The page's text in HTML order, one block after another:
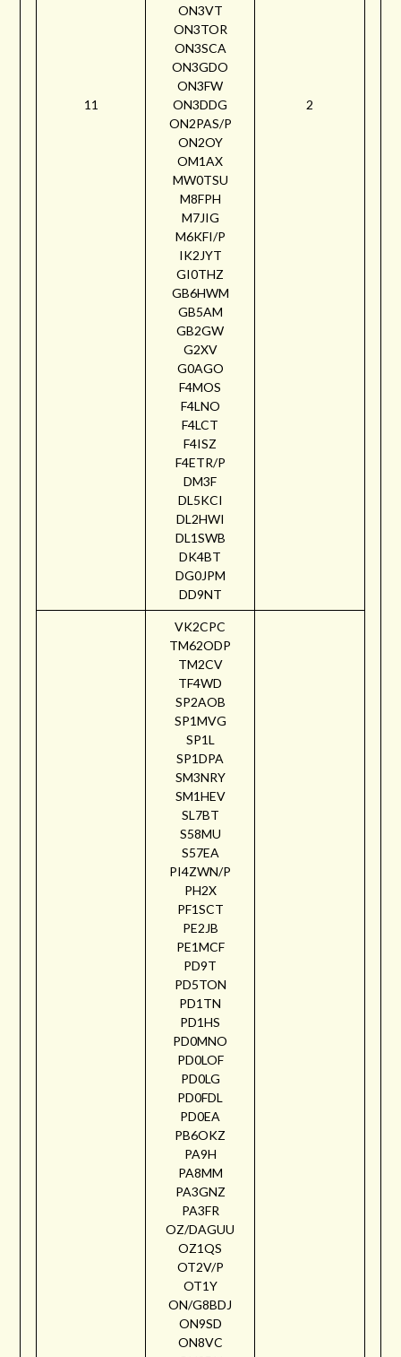
11
ON3VT
ON3TOR
ON3SCA
ON3GDO
ON3FW
ON3DDG
ON2PAS/P
ON2OY
OM1AX
MW0TSU
M8FPH
M7JIG
M6KFI/P
IK2JYT
GI0THZ
GB6HWM
GB5AM
GB2GW
G2XV
G0AGO
F4MOS
F4LNO
F4LCT
F4ISZ
F4ETR/P
DM3F
DL5KCI
DL2HWI
DL1SWB
DK4BT
DG0JPM
DD9NT
2
VK2CPC
TM62ODP
TM2CV
TF4WD
SP2AOB
SP1MVG
SP1L
SP1DPA
SM3NRY
SM1HEV
SL7BT
S58MU
S57EA
PI4ZWN/P
PH2X
PF1SCT
PE2JB
PE1MCF
PD9T
PD5TON
PD1TN
PD1HS
PD0MNO
PD0LOF
PD0LG
PD0FDL
PD0EA
PB6OKZ
PA9H
PA8MM
PA3GNZ
PA3FR
OZ/DAGUU
OZ1QS
OT2V/P
OT1Y
ON/G8BDJ
ON9SD
ON8VC